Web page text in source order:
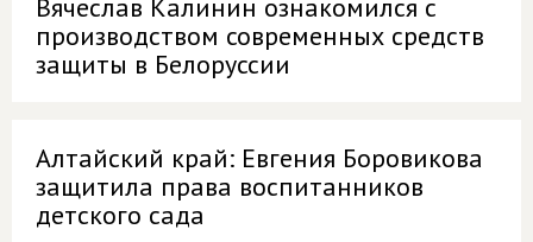
Вячеслав Калинин ознакомился с
производством современных средств
защиты в Белоруссии
Алтайский край: Евгения Боровикова
защитила права воспитанников
детского сада